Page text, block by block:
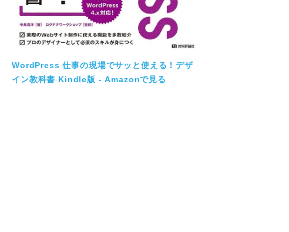
WordPress 仕事の現場でサッと使える！デザ
イン教科書 Kindle版 - Amazonで見る